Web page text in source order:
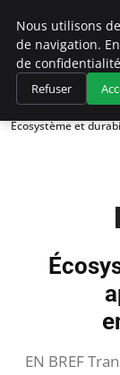
Accueil
Politiques
Écosystème et
EN BREF
Nous utilisons
de navigation.
de
Refuser